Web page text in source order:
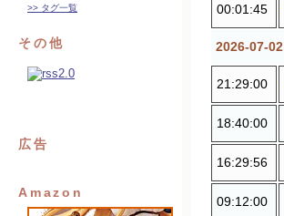
>> タグ一覧
その他
広告
Amazon
00:01:45
2026-07-02
21:29:00
18:40:00
16:29:56
09:12:00